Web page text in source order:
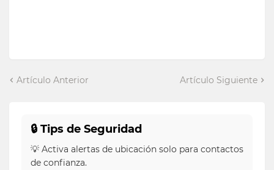
Artículo Anterior Artículo Siguiente
🔒 Tips de Seguridad
💡 Activa alertas de ubicación solo para contactos
de confianza.